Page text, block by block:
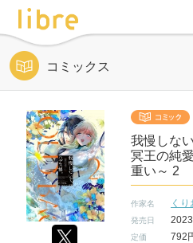
コミックス
我慢しな
冥王の純
重い～ 2
作家名 くり
発売日
定価 792